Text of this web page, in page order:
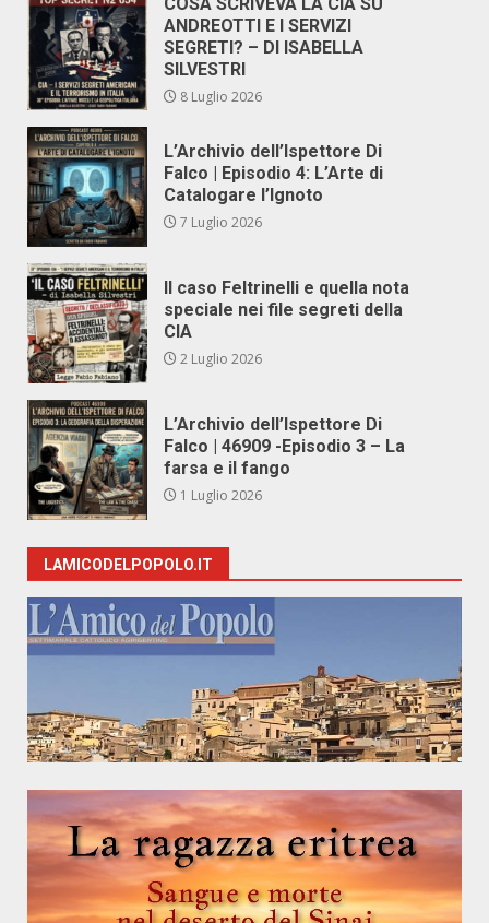
ANDREOTTI E I SERVIZI
SEGRETI? – DI ISABELLA
SILVESTRI
8 Luglio 2026
L’Archivio dell’Ispettore Di
Falco | Episodio 4: L’Arte di
Catalogare l’Ignoto
7 Luglio 2026
Il caso Feltrinelli e quella nota
speciale nei file segreti della
CIA
2 Luglio 2026
L’Archivio dell’Ispettore Di
Falco | 46909 -Episodio 3 – La
farsa e il fango
1 Luglio 2026
LAMICODELPOPOLO.IT